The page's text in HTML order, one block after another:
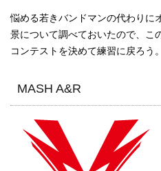
悩める若きバンドマンの代わりに
景について調べておいたので、こ
コンテストを決めて練習に戻ろう。
MASH A&R